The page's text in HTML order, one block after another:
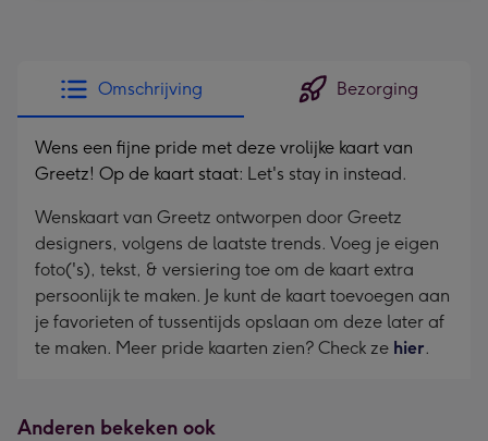
Omschrijving Bezorging
Wens een fijne pride met deze vrolijke kaart van
Greetz! Op de kaart staat: Let's stay in instead.
Wenskaart van Greetz ontworpen door Greetz
designers, volgens de laatste trends. Voeg je eigen
foto('s), tekst, & versiering toe om de kaart extra
persoonlijk te maken. Je kunt de kaart toevoegen aan
je favorieten of tussentijds opslaan om deze later af
te maken. Meer pride kaarten zien? Check ze hier.
Anderen bekeken ook